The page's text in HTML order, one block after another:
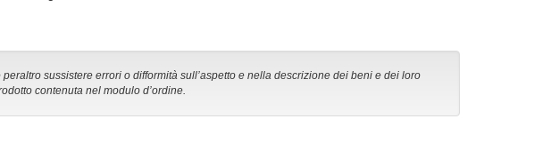
sussistere errori o difformità sull’aspetto e nella descrizione dei beni e dei loro
contenuta nel modulo d’ordine.